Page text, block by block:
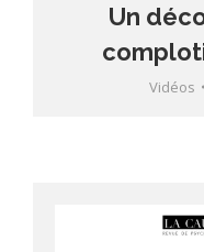
Un
Vidéos